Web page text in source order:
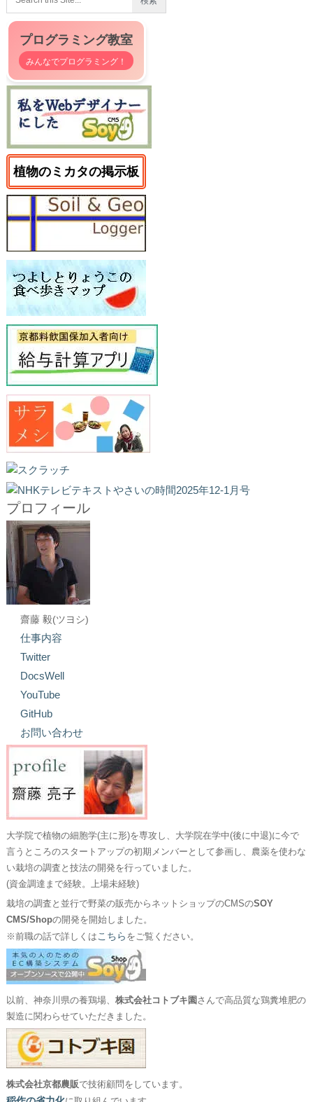
プログラミング教室
みんなでプログラミング！
植物のミカタの掲示板
プロフィール
齋藤 毅(ツヨシ)
仕事内容
Twitter
DocsWell
YouTube
GitHub
お問い合わせ
大学院で植物の細胞学(主に形)を専攻し、大学院在学中(後に中退)に今で
言うところのスタートアップの初期メンバーとして参画し、農薬を使わな
い栽培の調査と技法の開発を行っていました。
(資金調達まで経験。上場未経験)
栽培の調査と並行で野菜の販売からネットショップのCMSのSOY
CMS/Shopの開発を開始しました。
※前職の話で詳しくはこちら をご覧ください。
以前、神奈川県の養鶏場、 株式会社コトブキ園 さんで高品質な鶏糞堆肥の
製造に関わらせていただきました。
株式会社京都農販で技術顧問をしています。